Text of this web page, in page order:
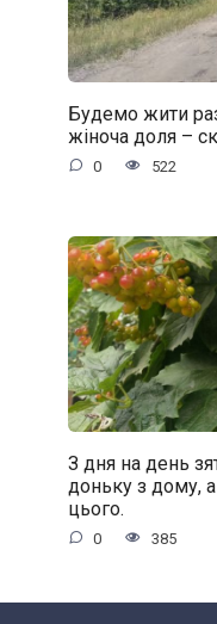
Будемо жити
жіноча доля –
0 522
З дня на день
доньку з дому,
цього.
0 385